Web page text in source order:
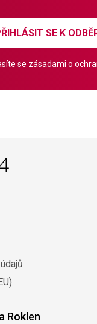
SE K
se zásadami o
Roklen